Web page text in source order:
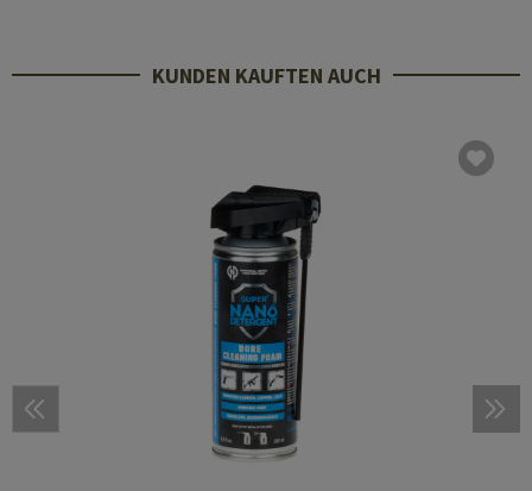
KUNDEN KAUFTEN AUCH